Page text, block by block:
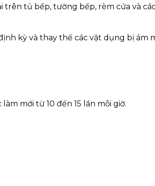
tủ bếp, tường bếp, rèm cửa và
kỳ và thay thế các vật dụng bị ám
mới từ 10 đến 15 lần mỗi giờ.